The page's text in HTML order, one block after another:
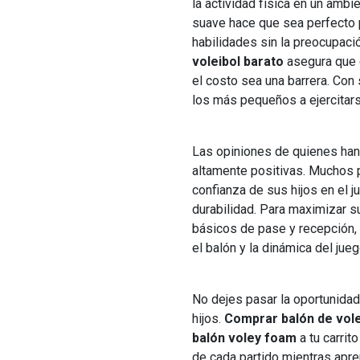
la actividad física en un
suave hace que sea perfecto
habilidades sin la
voleibol barato asegura
el costo sea una barrera.
los más pequeños a
Las opiniones de quienes
altamente positivas. Muchos
confianza de sus hijos en el
durabilidad. Para maximizar
básicos de pase y
el balón y la dinámica del
No dejes pasar la
hijos. Comprar balón de
balón voley foam a tu